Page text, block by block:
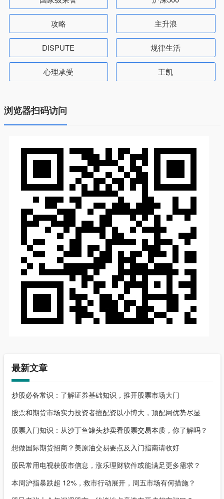
攻略 主升浪
DISPUTE 规律生活
心理承受 王凯
浏览器扫码访问
最新文章
炒股必备常识：了解证券基础知识，推开股票市场大门
股票和期货市场实力投资者擅配资以小博大，顶配网优势尽显
股票入门知识：从沙丁鱼罐头炒卖看股票交易本质，你了解吗？
想做国际期货招商？美原油交易要点及入门指南请收好
股民常用电视获股市信息，涨乐理财软件或能满足更多需求？
本周沪指暴跌超 12%，救市行动展开，周五市场有何措施？